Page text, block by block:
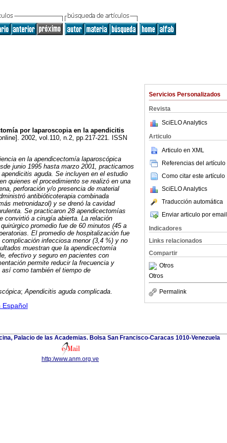
Servicios Personalizados
Revista
SciELO Analytics
Articulo
Articulo en XML
Referencias del artículo
Como citar este artículo
SciELO Analytics
Traducción automática
Enviar articulo por email
Indicadores
Links relacionados
Compartir
Otros
Otros
Permalink
por laparoscopia en la apendicitis
2002, vol.110, n.2, pp.217-221. ISSN
en la apendicectomía laparoscópica
junio 1995 hasta marzo 2001, practicamos
aguda. Se incluyen en el estudio
quienes el procedimiento se realizó en una
perforación y/o presencia de material
antibióticoterapia combinada
metronidazol) y se drenó la cavidad
Se practicaron 28 apendicectomías
convirtió a cirugía abierta. La relación
promedio fue de 60 minutos (45 a
El promedio de hospitalización fue
infecciosa menor (3,4 %) y no
muestran que la apendicectomía
efectivo y seguro en pacientes con
permite reducir la frecuencia y
como también el tiempo de
;Apendicitis aguda complicada.
Español
Palacio de las Academias. Bolsa San Francisco-Caracas 1010-Venezuela
http:/www.anm.org.ve